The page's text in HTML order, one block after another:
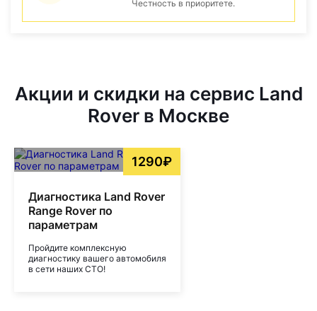
Честность в приоритете.
Акции и скидки на сервис Land
Rover в Москве
1290₽
Диагностика Land Rover
Range Rover по
параметрам
Пройдите комплексную
диагностику вашего автомобиля
в сети наших СТО!